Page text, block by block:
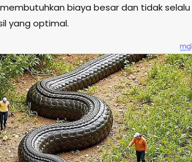
biaya besar dan tidak selalu
yang optimal.